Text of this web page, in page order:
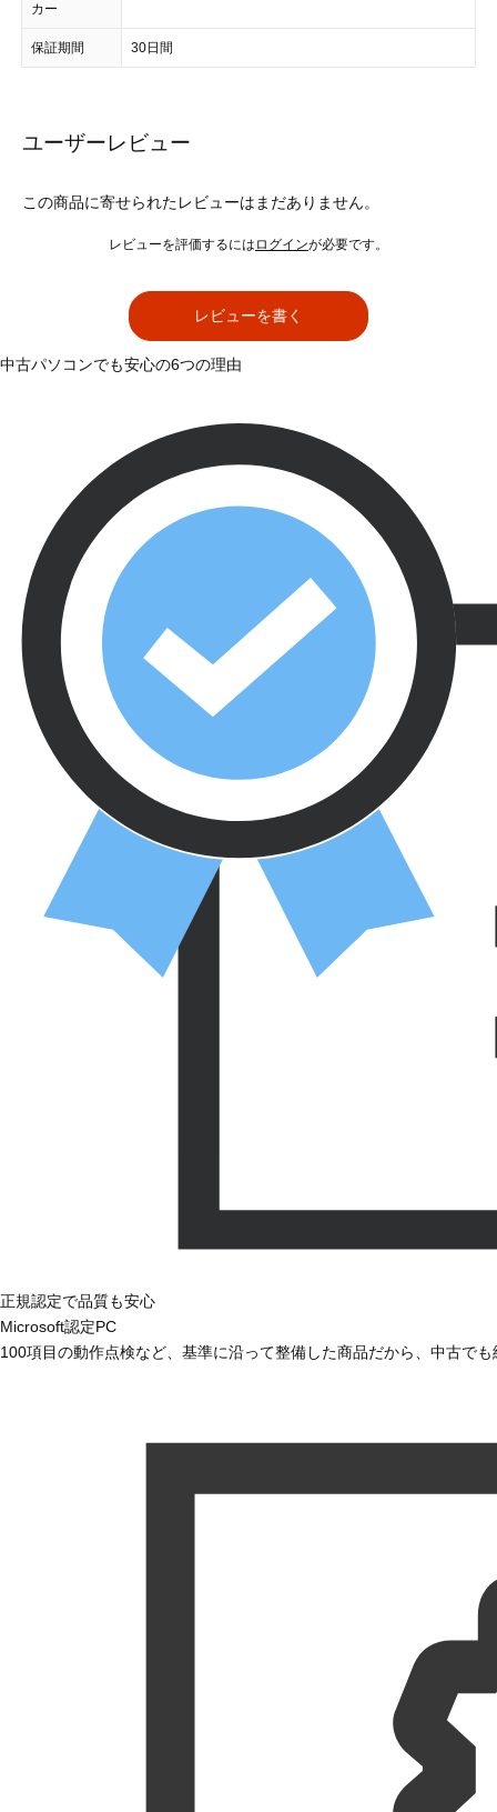
カー
保証期間 30日間
ユーザーレビュー
この商品に寄せられたレビューはまだありません。
レビューを評価するには ログインが必要です。
レビューを書く
中古パソコンでも安心の6つの理由
正規認定で品質も安心
Microsoft認定PC
100項目の動作点検など、基準に沿って整備した商品だから、中古で